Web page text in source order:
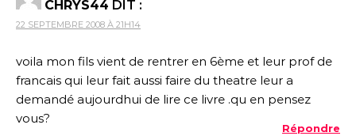
CHRYS44 DIT :
22 SEPTEMBRE 2008 À 21H14
voila mon fils vient de rentrer en 6ème et leur prof de
francais qui leur fait aussi faire du theatre leur a
demandé aujourdhui de lire ce livre .qu en pensez
vous?
Répondre